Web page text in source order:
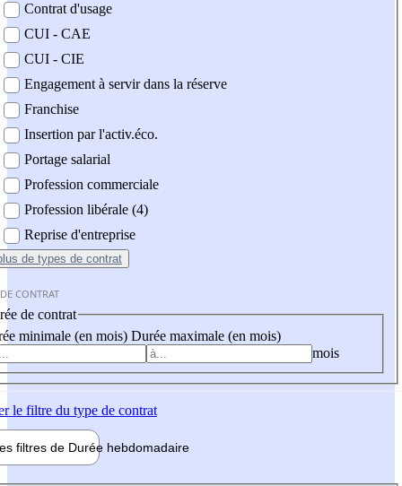
Contrat d'usage
CUI - CAE
CUI - CIE
Engagement à servir dans la réserve
Franchise
Insertion par l'activ.éco.
Portage salarial
Profession commerciale
Profession libérale (4)
Reprise d'entreprise
de types de contrat
CONTRAT
de contrat
minimale (en mois) Durée maximale (en mois)
mois
le filtre du type de contrat
filtres de Durée hebdomadaire